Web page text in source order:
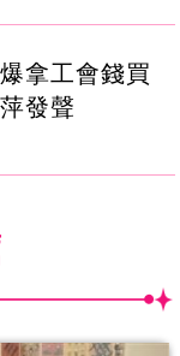
拿工會錢買
發聲